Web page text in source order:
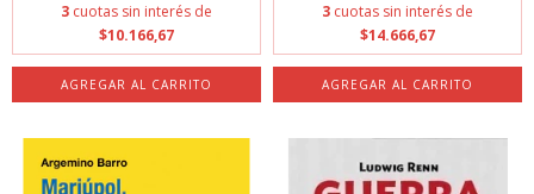
3 cuotas sin interés de
$10.166,67
3 cuotas sin interés de
$14.666,67